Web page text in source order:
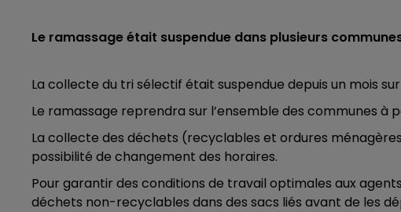
Le ramassage était suspendue dans plusieurs
La collecte du tri sélectif était suspendue depuis un mois
Le ramassage reprendra sur l’ensemble des communes à
La collecte des déchets (recyclables et ordures
possibilité de changement des horaires.
Pour garantir des conditions de travail optimales aux
déchets non-recyclables dans des sacs liés avant de les